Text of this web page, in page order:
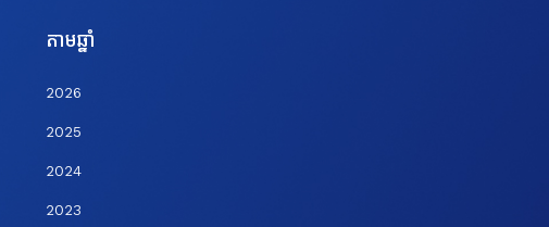
តាមឆ្នាំ
2026
2025
2024
2023